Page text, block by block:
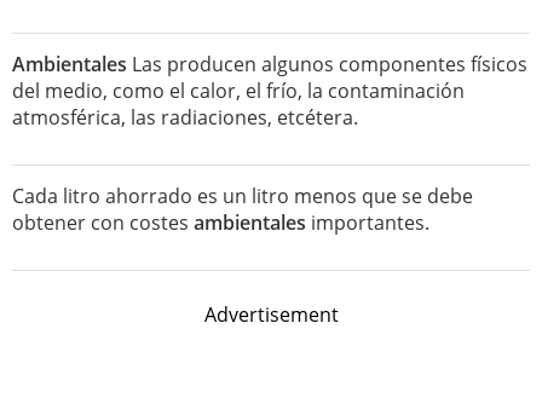
Ambientales Las producen algunos componentes físicos
del medio, como el calor, el frío, la contaminación
atmosférica, las radiaciones, etcétera.
Cada litro ahorrado es un litro menos que se debe
obtener con costes ambientales importantes.
Advertisement